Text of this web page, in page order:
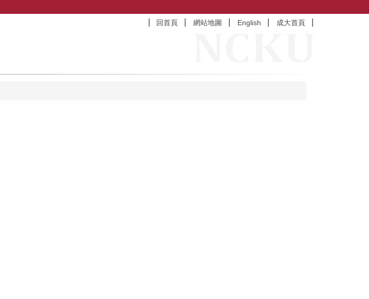
回首頁 網站地圖 English 成大首頁